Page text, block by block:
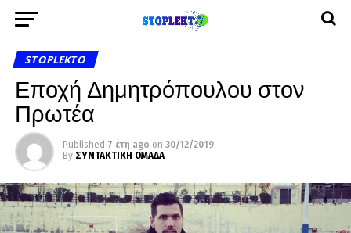
STOPLEKTO
Εποχή Δημητρόπουλου στον
Πρωτέα
Published 7 έτη ago on 30/12/2019
By ΣΥΝΤΑΚΤΙΚΗ ΟΜΑΔΑ